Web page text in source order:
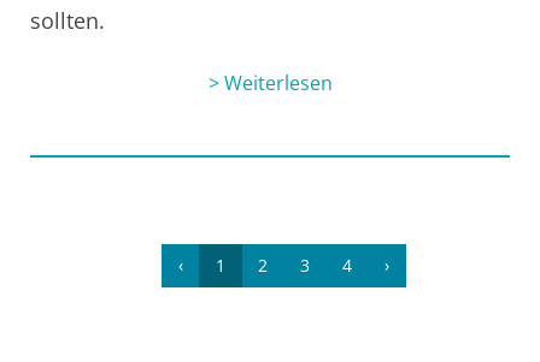
sollten.
> Weiterlesen
‹ 1 2 3 4 ›